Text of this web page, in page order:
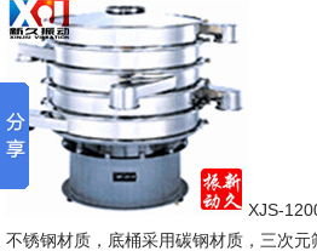
XJS-
不锈钢材质，底桶采用碳钢材质，三次